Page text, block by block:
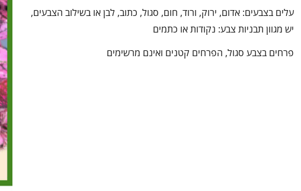
עלים בצבעים: אדום, ירוק, ורוד, חום, סגול, כתוב, לבן או בשילוב הצבעים,
יש מגוון תבניות צבע: נקודות או כתמים
פרחים בצבע סגול, הפרחים קטנים ואינם מרשימים